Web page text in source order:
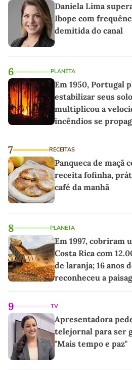
Daniela Lima
Ibope com
demitida do canal
6 PLANETA
Em 1950, Portugal
estabilizar seus
multiplicou a
incêndios se
7 RECEITAS
Panqueca de maçã
receita fofinha,
café da manhã
8 PLANETA
Em 1997, cobriram
Costa Rica com
de laranja; 16 anos
reconheceu a
9 TV
Apresentadora
telejornal para ser
"Mais tempo e paz"